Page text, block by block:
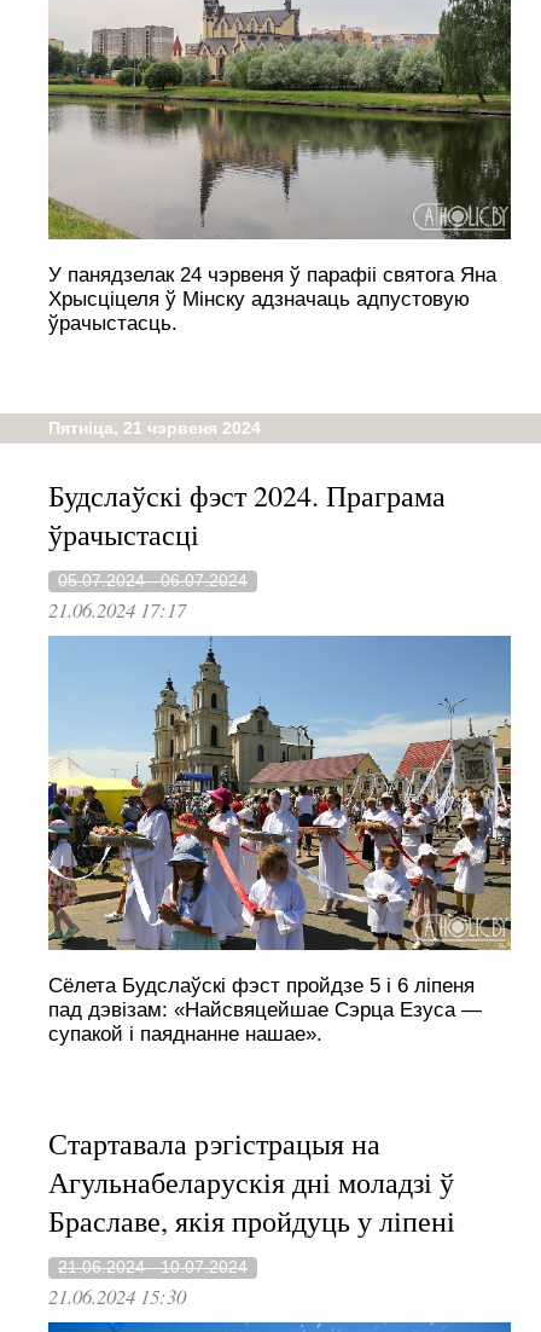
У панядзелак 24 чэрвеня ў парафіі святога Яна
Хрысціцеля ў Мінску адзначаць адпустовую
ўрачыстасць.
Пятніца, 21 чэрвеня 2024
Будслаўскі фэст 2024. Праграма
ўрачыстасці
05.07.2024 - 06.07.2024
21.06.2024 17:17
Сёлета Будслаўскі фэст пройдзе 5 і 6 ліпеня
пад дэвізам: «Найсвяцейшае Сэрца Езуса —
супакой і паяднанне нашае».
Стартавала рэгістрацыя на
Агульнабеларускія дні моладзі ў
Браславе, якія пройдуць у ліпені
21.06.2024 - 10.07.2024
21.06.2024 15:30